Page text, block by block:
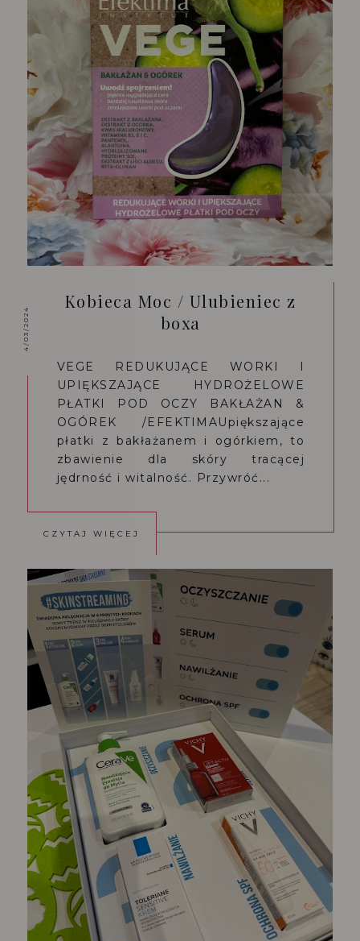
4/03/2024
Kobieca Moc / Ulubieniec z
boxa
VEGE REDUKUJĄCE WORKI I
UPIĘKSZAJĄCE HYDROŻELOWE
PŁATKI POD OCZY BAKŁAŻAN &
OGÓREK /EFEKTIMAUpiększające
płatki z bakłażanem i ogórkiem, to
zbawienie dla skóry tracącej
jędrność i witalność. Przywróć...
CZYTAJ WIĘCEJ